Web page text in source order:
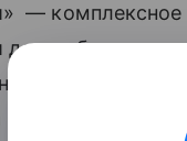
— комплексное
всей
комфортных